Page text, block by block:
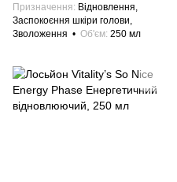
Призначення
Відновлення,
Заспокоєння шкіри голови,
Зволоження
Об'єм 250 мл